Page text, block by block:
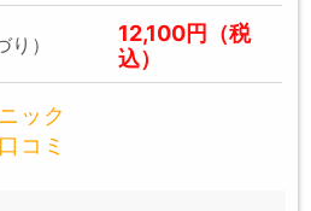
）
12,100円（税
込）
ック
コミ